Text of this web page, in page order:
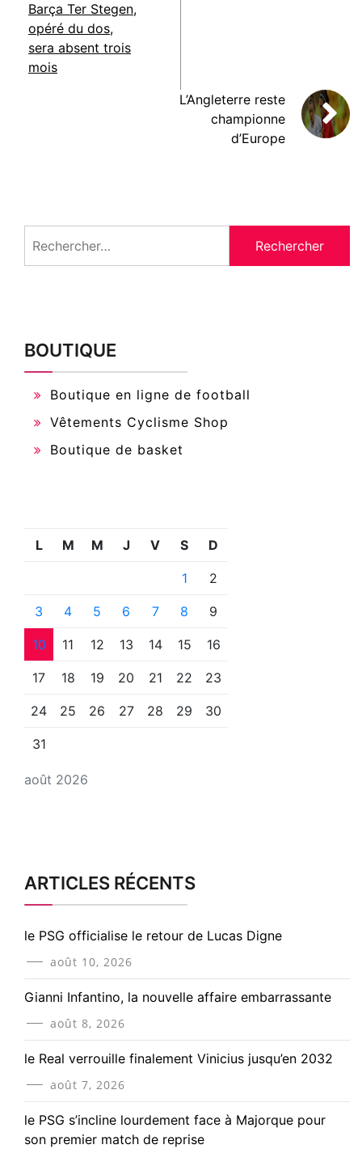
Barça Ter Stegen,
opéré du dos,
sera absent trois
mois
L’Angleterre reste
championne
d’Europe
BOUTIQUE
Boutique en ligne de football
Vêtements Cyclisme Shop
Boutique de basket
août 2026
L M M J V S D
1 2
3 4 5 6 7 8 9
10 11 12 13 14 15 16
17 18 19 20 21 22 23
24 25 26 27 28 29 30
31
ARTICLES RÉCENTS
le PSG officialise le retour de Lucas Digne
août 10, 2026
Gianni Infantino, la nouvelle affaire embarrassante
août 8, 2026
le Real verrouille finalement Vinicius jusqu’en 2032
août 7, 2026
le PSG s’incline lourdement face à Majorque pour
son premier match de reprise